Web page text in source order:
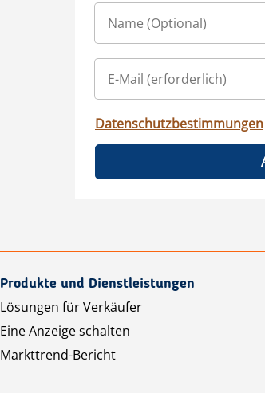
Datenschutzbestimmungen
Produkte und Dienstleistungen
Lösungen für Verkäufer
Eine Anzeige schalten
Markttrend-Bericht